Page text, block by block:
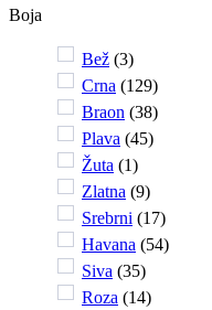
Boja
Bež (3)
Crna (129)
Braon (38)
Plava (45)
Žuta (1)
Zlatna (9)
Srebrni (17)
Havana (54)
Siva (35)
Roza (14)